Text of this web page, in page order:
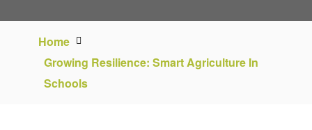
Home
Growing Resilience: Smart Agriculture In
Schools